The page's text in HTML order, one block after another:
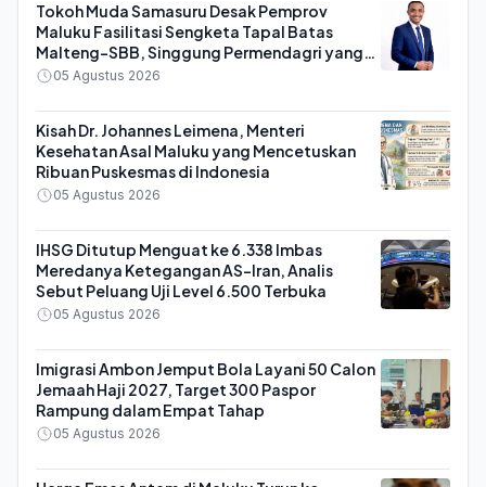
Tokoh Muda Samasuru Desak Pemprov
Maluku Fasilitasi Sengketa Tapal Batas
Malteng-SBB, Singgung Permendagri yang
Dianggap Kontra Konstitusi
05 Agustus 2026
Kisah Dr. Johannes Leimena, Menteri
Kesehatan Asal Maluku yang Mencetuskan
Ribuan Puskesmas di Indonesia
05 Agustus 2026
IHSG Ditutup Menguat ke 6.338 Imbas
Meredanya Ketegangan AS-Iran, Analis
Sebut Peluang Uji Level 6.500 Terbuka
05 Agustus 2026
Imigrasi Ambon Jemput Bola Layani 50 Calon
Jemaah Haji 2027, Target 300 Paspor
Rampung dalam Empat Tahap
05 Agustus 2026